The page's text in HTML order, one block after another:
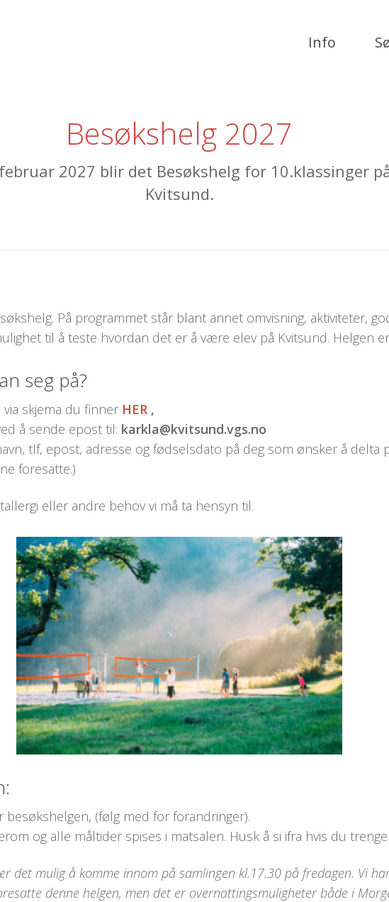
Info
Besøkshelg 2027
2027 blir det Besøkshelg for 10.klassinger
Kvitsund.
På programmet står blant annet omvisning, aktiviteter,
til å teste hvordan det er å være elev på Kvitsund. Helgen er
seg på?
skjema du finner HER ,
å sende epost til: karkla@kvitsund.vgs.no
tlf, epost, adresse og fødselsdato på deg som ønsker å delta
foresatte.)
eller andre behov vi må ta hensyn til.
(følg med for forandringer).
og alle måltider spises i matsalen. Husk å si ifra hvis du
det mulig å komme innom på samlingen kl.17.30 på fredagen. Vi
denne helgen, men det er overnattingsmuligheter både i